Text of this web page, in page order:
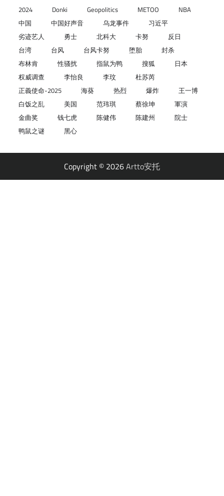
2024 Donki Geopolitics METOO
NBA
中国
中国好声音 乌龙事件
习近平
劣迹艺人
勇士 北科大 卡努
反日
台湾
台风 台风卡努 堕胎
封杀
布林肯
性骚扰 指鼠为鸭 搜狐
日本
权威调查
李怡良 李玟
杜苏芮
正義使命-2025
海葵 热烈 爆炸
王一博
白饭之乱
美国 范玮琪 蔡徐坤
軍演
金曲奖
钱七虎 陈健伟 陈建州
院士
鸭鼠之谜
黑心
Copyright © 2026Artto安托